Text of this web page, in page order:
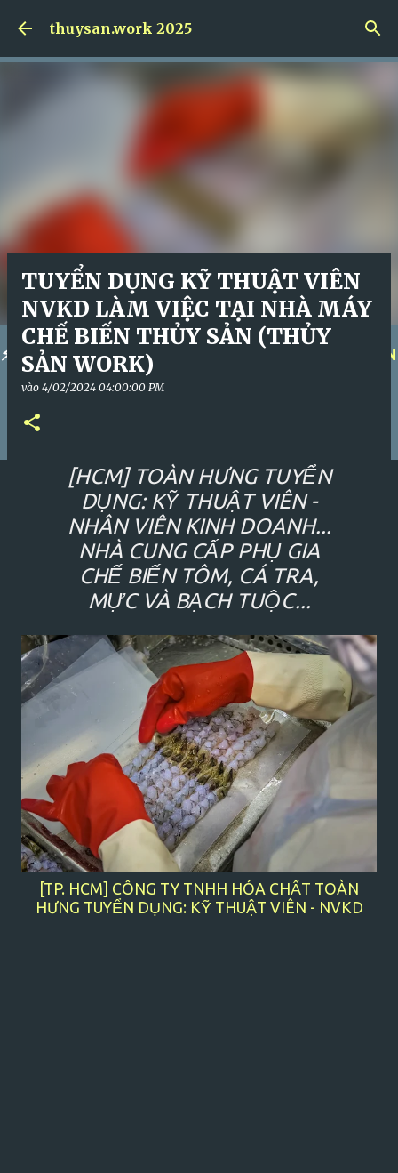
Skip to main content
thuysan.work 2025
⚡ KÍCH HOẠT KHÓA HỌC NGAY! ⚡ QUẢN TRỊ NHÂN
SỰ ĐỈNH CAO!
TUYỂN DỤNG KỸ THUẬT VIÊN
NVKD LÀM VIỆC TẠI NHÀ MÁY
CHẾ BIẾN THỦY SẢN (THỦY
SẢN WORK)
vào 4/02/2024 04:00:00 PM
[HCM] TOÀN HƯNG TUYỂN
DỤNG: KỸ THUẬT VIÊN -
NHÂN VIÊN KINH DOANH...
NHÀ CUNG CẤP PHỤ GIA
CHẾ BIẾN TÔM, CÁ TRA,
MỰC VÀ BẠCH TUỘC...
[TP. HCM] CÔNG TY TNHH HÓA CHẤT TOÀN
HƯNG TUYỂN DỤNG: KỸ THUẬT VIÊN - NVKD